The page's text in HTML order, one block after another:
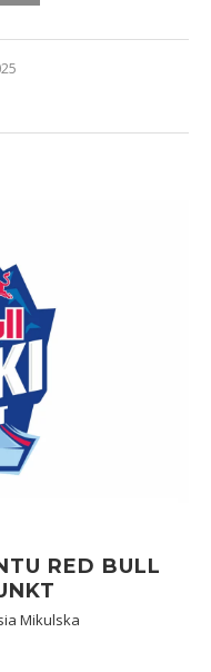
RED BULL
Mikulska